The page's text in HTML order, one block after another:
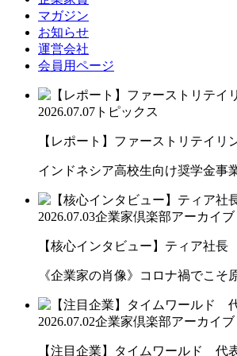
マガジン
お知らせ
運営会社
会員用ページ
2026.07.07 トピックス
【レポート】ファーストリテイ
インドネシア高校生向け奨学金事
2026.07.03企業家倶楽部アーカイブ
【核心インタビュー】ティア社
《企業家の肖像》コロナ禍でこそ
2026.07.02企業家倶楽部アーカイブ
【注目企業】タイムワールド